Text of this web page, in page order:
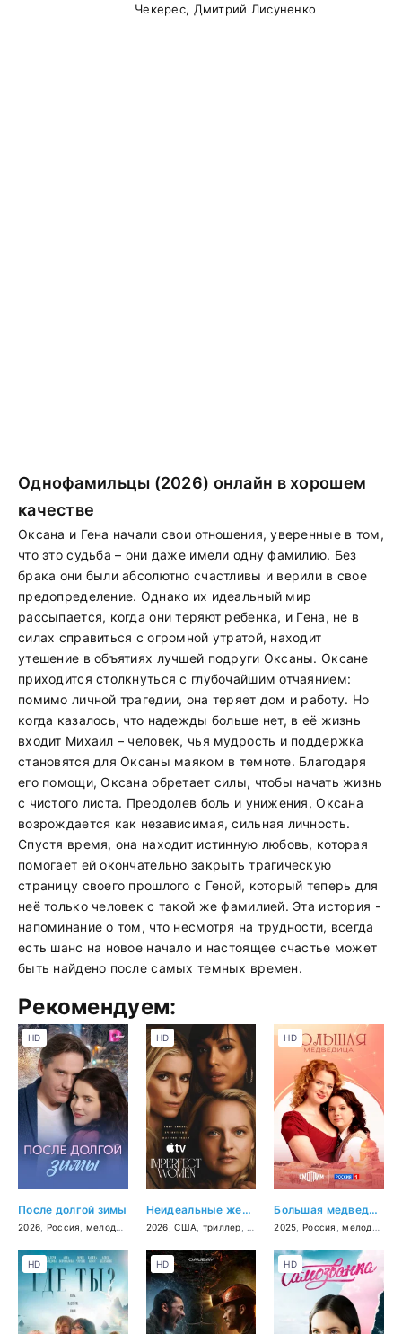
Чекерес, Дмитрий Лисуненко
Однофамильцы (2026) онлайн в хорошем
качестве
Оксана и Гена начали свои отношения, уверенные в том,
что это судьба – они даже имели одну фамилию. Без
брака они были абсолютно счастливы и верили в свое
предопределение. Однако их идеальный мир
рассыпается, когда они теряют ребенка, и Гена, не в
силах справиться с огромной утратой, находит
утешение в объятиях лучшей подруги Оксаны. Оксане
приходится столкнуться с глубочайшим отчаянием:
помимо личной трагедии, она теряет дом и работу. Но
когда казалось, что надежды больше нет, в её жизнь
входит Михаил – человек, чья мудрость и поддержка
становятся для Оксаны маяком в темноте. Благодаря
его помощи, Оксана обретает силы, чтобы начать жизнь
с чистого листа. Преодолев боль и унижения, Оксана
возрождается как независимая, сильная личность.
Спустя время, она находит истинную любовь, которая
помогает ей окончательно закрыть трагическую
страницу своего прошлого с Геной, который теперь для
неё только человек с такой же фамилией. Эта история -
напоминание о том, что несмотря на трудности, всегда
есть шанс на новое начало и настоящее счастье может
быть найдено после самых темных времен.
Рекомендуем:
После долгой зимы
2026 Россия мелодрама
HD
Неидеальные женщины
2026 ,США триллер детектив,драма
HD
Большая медведица
2025 Россия ,мелодрама
HD
HD HD HD